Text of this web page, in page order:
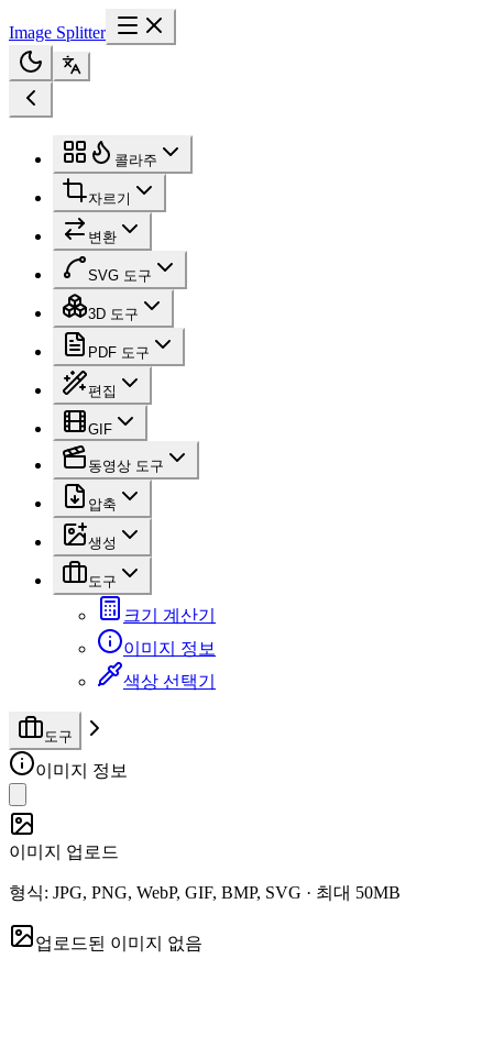
Image Splitter
콜라주
자르기
변환
SVG 도구
3D 도구
PDF 도구
편집
GIF
동영상 도구
압축
생성
도구
크기 계산기
이미지 정보
색상 선택기
도구
이미지 정보
이미지 업로드
형식: JPG, PNG, WebP, GIF, BMP, SVG · 최대 50MB
업로드된 이미지 없음